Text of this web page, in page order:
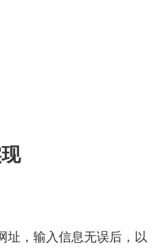
址，输入信息无误后，以